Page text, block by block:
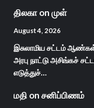
திலகா on முள்
August 4, 2026
இசுலாமிய சட்டம்
அரபு நாட்டு அசிங்கச்
எடுத்துச்…
மதி on சனிப்பிணம்